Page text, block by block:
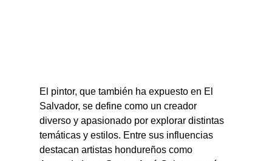
El pintor, que también ha expuesto en El
Salvador, se define como un creador
diverso y apasionado por explorar distintas
temáticas y estilos. Entre sus influencias
destacan artistas hondureños como